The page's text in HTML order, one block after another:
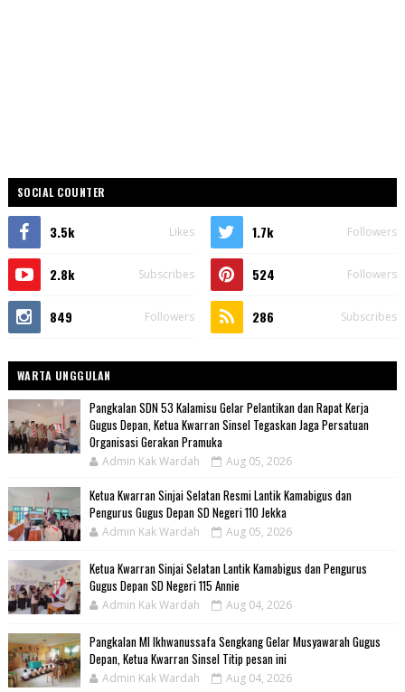
SOCIAL COUNTER
3.5k Likes 1.7k Followers
2.8k Subscribes 524 Followers
849 Followers 286 Subscribes
WARTA UNGGULAN
Pangkalan SDN 53 Kalamisu Gelar Pelantikan dan Rapat Kerja
Gugus Depan, Ketua Kwarran Sinsel Tegaskan Jaga Persatuan
Organisasi Gerakan Pramuka
Admin Kak Wardah Aug 05, 2026
Ketua Kwarran Sinjai Selatan Resmi Lantik Kamabigus dan
Pengurus Gugus Depan SD Negeri 110 Jekka
Admin Kak Wardah Aug 05, 2026
Ketua Kwarran Sinjai Selatan Lantik Kamabigus dan Pengurus
Gugus Depan SD Negeri 115 Annie
Admin Kak Wardah Aug 04, 2026
Pangkalan MI Ikhwanussafa Sengkang Gelar Musyawarah Gugus
Depan, Ketua Kwarran Sinsel Titip pesan ini
Admin Kak Wardah Aug 04, 2026